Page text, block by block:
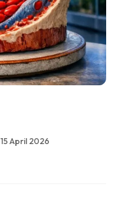
15 April 2026